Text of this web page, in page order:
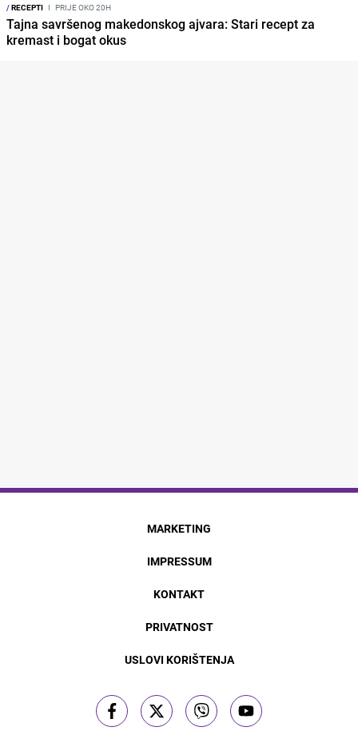
/RECEPTI I PRIJE OKO 20H
Tajna savršenog makedonskog ajvara: Stari recept za
kremast i bogat okus
MARKETING
IMPRESSUM
KONTAKT
PRIVATNOST
USLOVI KORIŠTENJA